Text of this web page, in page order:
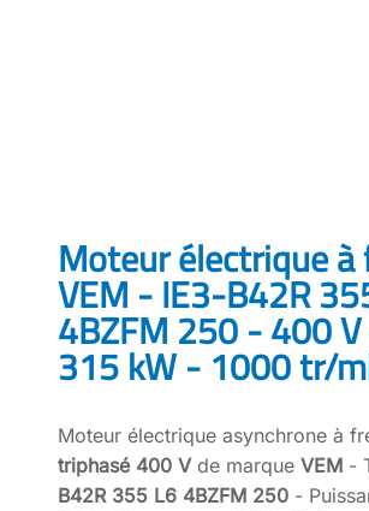
Moteur électrique
VEM - IE3-B42R
4BZFM 250 - 400
315 kW - 1000 tr/
Moteur électrique asynchrone à
triphasé 400 V de marque VEM -
B42R 355 L6 4BZFM 250 -